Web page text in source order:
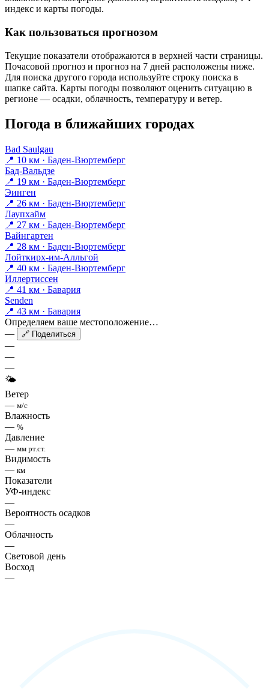
индекс и карты погоды.
Как пользоваться прогнозом
Текущие показатели отображаются в верхней части страницы.
Почасовой прогноз и прогноз на 7 дней расположены ниже.
Для поиска другого города используйте строку поиска в
шапке сайта. Карты погоды позволяют оценить ситуацию в
регионе — осадки, облачность, температуру и ветер.
Погода в ближайших городах
Bad Saulgau
📍 10 км · Баден-Вюртемберг
Бад-Вальдзе
📍 19 км · Баден-Вюртемберг
Эинген
📍 26 км · Баден-Вюртемберг
Лаупхайм
📍 27 км · Баден-Вюртемберг
Вайнгартен
📍 28 км · Баден-Вюртемберг
Лойткирх-им-Алльгой
📍 40 км · Баден-Вюртемберг
Иллертиссен
📍 41 км · Бавария
Senden
📍 43 км · Бавария
Определяем ваше местоположение…
—
🔗 Поделиться
—
—
—
🌤
Ветер
— м/с
Влажность
— %
Давление
— мм рт.ст.
Видимость
— км
Показатели
УФ-индекс
—
Вероятность осадков
—
Облачность
—
Световой день
Восход
—